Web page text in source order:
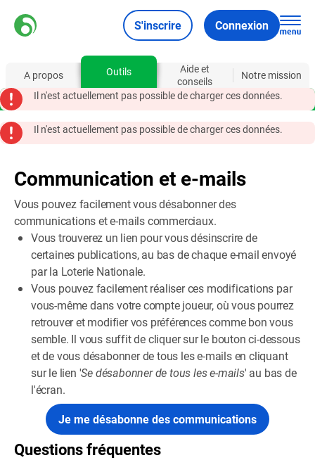
S'inscrire Connexion
A propos Outils
Aide et
conseils
Notre mission
Il n'est actuellement pas possible de charger ces données.
Il n'est actuellement pas possible de charger ces données.
Communication et e-mails
Vous pouvez facilement vous désabonner des
communications et e-mails commerciaux.
Vous trouverez un lien pour vous désinscrire de
certaines publications, au bas de chaque e-mail envoyé
par la Loterie Nationale.
Vous pouvez facilement réaliser ces modifications par
vous-même dans votre compte joueur, où vous pourrez
retrouver et modifier vos préférences comme bon vous
semble. Il vous suffit de cliquer sur le bouton ci-dessous
et de vous désabonner de tous les e-mails en cliquant
sur le lien 'Se désabonner de tous les e-mails' au bas de
l'écran.
Je me désabonne des communications
Questions fréquentes